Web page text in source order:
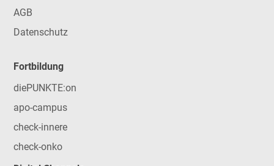
AGB
Datenschutz
Fortbildung
diePUNKTE:on
apo-campus
check-innere
check-onko